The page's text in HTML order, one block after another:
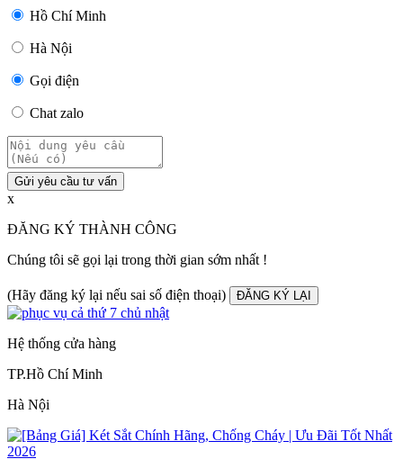
Hồ Chí Minh
Hà Nội
Gọi điện
Chat zalo
Gửi yêu cầu tư vấn
x
ĐĂNG KÝ THÀNH CÔNG
Chúng tôi sẽ gọi lại trong thời gian sớm nhất !
(Hãy đăng ký lại nếu sai số điện thoại) ĐĂNG KÝ LẠI
Hệ thống cửa hàng
TP.Hồ Chí Minh
Hà Nội